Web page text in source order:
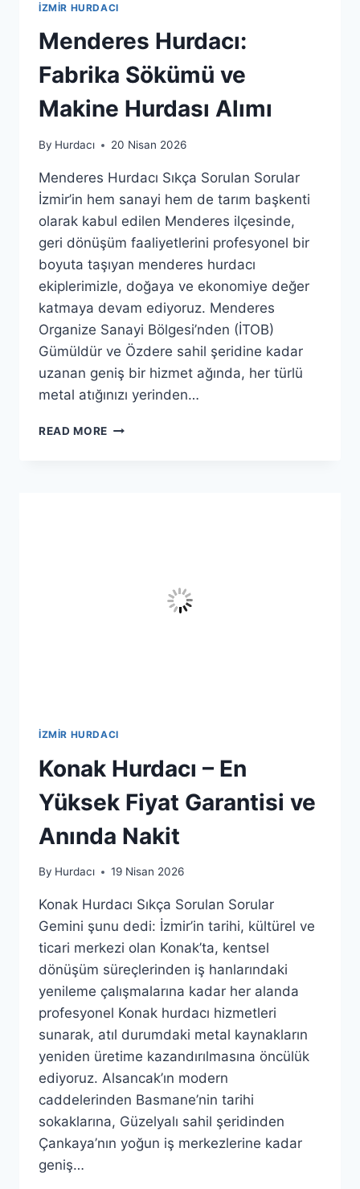
İZMIR HURDACI
Menderes Hurdacı:
Fabrika Sökümü ve
Makine Hurdası Alımı
By Hurdacı 20 Nisan 2026
Menderes Hurdacı Sıkça Sorulan Sorular
İzmir’in hem sanayi hem de tarım başkenti
olarak kabul edilen Menderes ilçesinde,
geri dönüşüm faaliyetlerini profesyonel bir
boyuta taşıyan menderes hurdacı
ekiplerimizle, doğaya ve ekonomiye değer
katmaya devam ediyoruz. Menderes
Organize Sanayi Bölgesi’nden (İTOB)
Gümüldür ve Özdere sahil şeridine kadar
uzanan geniş bir hizmet ağında, her türlü
metal atığınızı yerinden…
READ MORE MENDERES
İZMIR HURDACI
Konak Hurdacı – En
Yüksek Fiyat Garantisi ve
Anında Nakit
By Hurdacı 19 Nisan 2026
Konak Hurdacı Sıkça Sorulan Sorular
Gemini şunu dedi: İzmir’in tarihi, kültürel ve
ticari merkezi olan Konak’ta, kentsel
dönüşüm süreçlerinden iş hanlarındaki
yenileme çalışmalarına kadar her alanda
profesyonel Konak hurdacı hizmetleri
sunarak, atıl durumdaki metal kaynakların
yeniden üretime kazandırılmasına öncülük
ediyoruz. Alsancak’ın modern
caddelerinden Basmane’nin tarihi
sokaklarına, Güzelyalı sahil şeridinden
Çankaya’nın yoğun iş merkezlerine kadar
geniş…